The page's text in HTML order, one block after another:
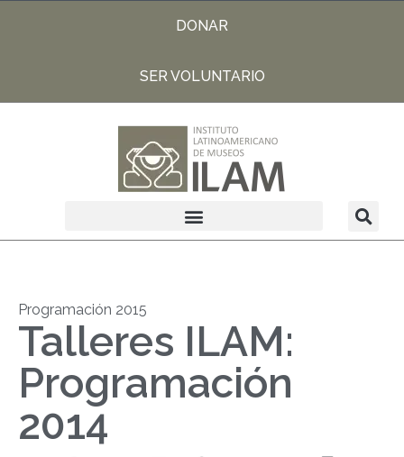
DONAR
SER VOLUNTARIO
Programación 2015
Talleres ILAM:
Programación
2014